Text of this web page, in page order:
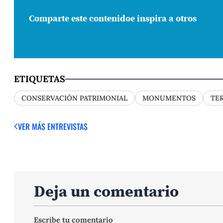
Comparte este contenidoe inspira a otros
ETIQUETAS
CONSERVACIÓN PATRIMONIAL MONUMENTOS
VER MÁS ENTREVISTAS
Deja un comentario
Escribe tu comentario